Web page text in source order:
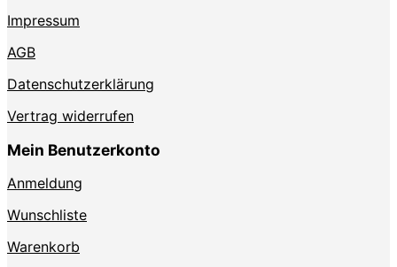
Impressum
AGB
Datenschutzerklärung
Vertrag widerrufen
Mein Benutzerkonto
Anmeldung
Wunschliste
Warenkorb